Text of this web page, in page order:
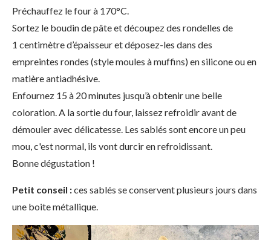
Préchauffez le four à 170°C.
Sortez le boudin de pâte et découpez des rondelles de
1 centimètre d’épaisseur et déposez-les dans des
empreintes rondes (style moules à muffins) en silicone ou en
matière antiadhésive.
Enfournez 15 à 20 minutes jusqu’à obtenir une belle
coloration. A la sortie du four, laissez refroidir avant de
démouler avec délicatesse. Les sablés sont encore un peu
mou, c'est normal, ils vont durcir en refroidissant.
Bonne dégustation !
Petit conseil :ces sablés se conservent plusieurs jours dans
une boite métallique.